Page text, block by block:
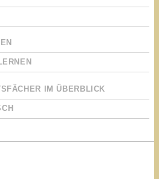
IM ÜBERBLICK